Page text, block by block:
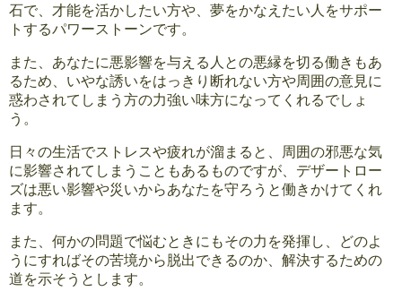
石で、才能を活かしたい方や、夢をかなえたい人をサポー
トするパワーストーンです。
また、あなたに悪影響を与える人との悪縁を切る働きもあ
るため、いやな誘いをはっきり断れない方や周囲の意見に
惑わされてしまう方の力強い味方になってくれるでしょ
う。
日々の生活でストレスや疲れが溜まると、周囲の邪悪な気
に影響されてしまうこともあるものですが、デザートロー
ズは悪い影響や災いからあなたを守ろうと働きかけてくれ
ます。
また、何かの問題で悩むときにもその力を発揮し、どのよ
うにすればその苦境から脱出できるのか、解決するための
道を示そうとします。